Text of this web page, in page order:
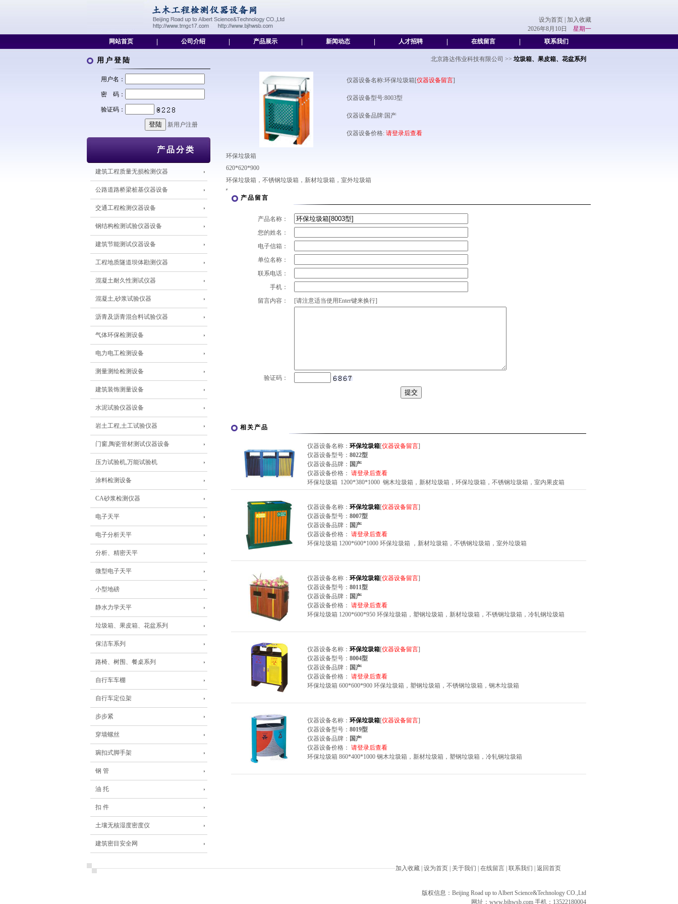
设为首页
加入收藏
2026年8月10日 星期一
网站首页
公司介绍 产品展示 新闻动态 人才招聘 在线留言 联系我们
用户登陆
用户名：
密 码：
验证码：
新用户注册
产品分类
建筑工程质量无损检测仪器
公路道路桥梁桩基仪器设备
交通工程检测仪器设备
钢结构检测试验仪器设备
建筑节能测试仪器设备
工程地质隧道坝体勘测仪器
混凝土耐久性测试仪器
混凝土,砂浆试验仪器
沥青及沥青混合料试验仪器
气体环保检测设备
电力电工检测设备
测量测绘检测设备
建筑装饰测量设备
水泥试验仪器设备
岩土工程,土工试验仪器
门窗,陶瓷管材测试仪器设备
压力试验机,万能试验机
涂料检测设备
CA砂浆检测仪器
电子天平
电子分析天平
分析、精密天平
微型电子天平
小型地磅
静水力学天平
垃圾箱、果皮箱、花盆系列
保洁车系列
路椅、树围、餐桌系列
自行车车棚
自行车定位架
步步紧
穿墙螺丝
琬扣式脚手架
钢 管
油 托
扣 件
土壤无核湿度密度仪
建筑密目安全网
北京路达伟业科技有限公司 >>垃圾箱、果皮箱、花盆系列
仪器设备名称:环保垃圾箱[仪器设备留言]
仪器设备型号:8003型
仪器设备品牌:国产
仪器设备价格: 请登录后查看
环保垃圾箱
620*620*900
环保垃圾箱，不锈钢垃圾箱，新材垃圾箱，室外垃圾箱
产品留言
产品名称：
您的姓名：
电子信箱：
单位名称：
联系电话：
手机：
留言内容：
[请注意适当使用Enter键来换行]
验证码：
相关产品
仪器设备名称： 环保垃圾箱[仪器设备留言]
仪器设备型号： 8022型
仪器设备品牌： 国产
仪器设备价格： 请登录后查看
环保垃圾箱 1200*380*1000 钢木垃圾箱，新材垃圾箱，环保垃圾箱，不锈钢垃圾箱，室内果皮箱
仪器设备名称： 环保垃圾箱[仪器设备留言]
仪器设备型号： 8007型
仪器设备品牌： 国产
仪器设备价格： 请登录后查看
环保垃圾箱 1200*600*1000 环保垃圾箱 ，新材垃圾箱，不锈钢垃圾箱，室外垃圾箱
仪器设备名称： 环保垃圾箱[仪器设备留言]
仪器设备型号： 8011型
仪器设备品牌： 国产
仪器设备价格： 请登录后查看
环保垃圾箱 1200*600*950 环保垃圾箱，塑钢垃圾箱，新材垃圾箱，不锈钢垃圾箱，冷轧钢垃圾箱
仪器设备名称： 环保垃圾箱[仪器设备留言]
仪器设备型号： 8004型
仪器设备品牌： 国产
仪器设备价格： 请登录后查看
环保垃圾箱 600*600*900 环保垃圾箱，塑钢垃圾箱，不锈钢垃圾箱，钢木垃圾箱
仪器设备名称： 环保垃圾箱[仪器设备留言]
仪器设备型号： 8019型
仪器设备品牌： 国产
仪器设备价格： 请登录后查看
环保垃圾箱 860*400*1000 钢木垃圾箱，新材垃圾箱，塑钢垃圾箱，冷轧钢垃圾箱
加入收藏 设为首页 关于我们 在线留言 联系我们 返回首页
版权信息：Beijing Road up to Albert Science&Technology CO.,Ltd
网址： www.bjhwsb.com 手机：13522180004